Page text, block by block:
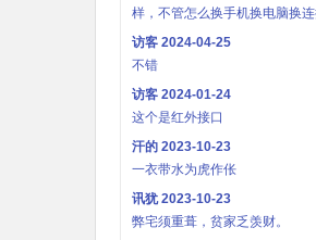
样，不管怎么换手机换电脑换
访客2024-04-25
不错
访客2024-01-24
这个是红外接口
汗的2023-10-23
一衣带水为虎作伥
讯犹2023-10-23
弊宅须重葺，贫家乏羡财。